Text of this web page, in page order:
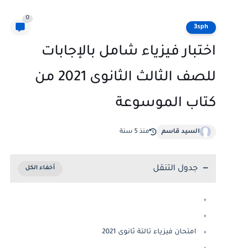
3sph
0
اختبار فيزياء شامل بالإجابات
للصف الثالث الثانوى 2021 من
كتاب الموسوعة
السيد قاسم منذ 5 سنة
جدول التنقل
امتحان فيزياء تالتة ثانوى 2021